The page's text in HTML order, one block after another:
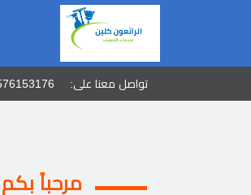
تواصل معنا على:
مرحباً